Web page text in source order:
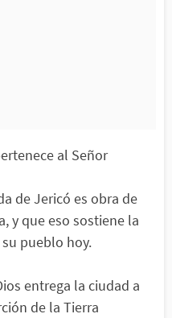
al Señor
de Jericó es obra de
y que eso sostiene la
pueblo hoy.
entrega la ciudad a
de la Tierra